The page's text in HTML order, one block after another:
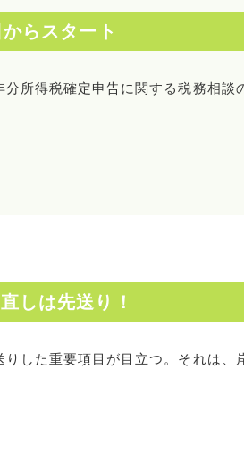
らスタート
所得税確定申告に関する税務相談
しは先送り！
した重要項目が目立つ。それは、